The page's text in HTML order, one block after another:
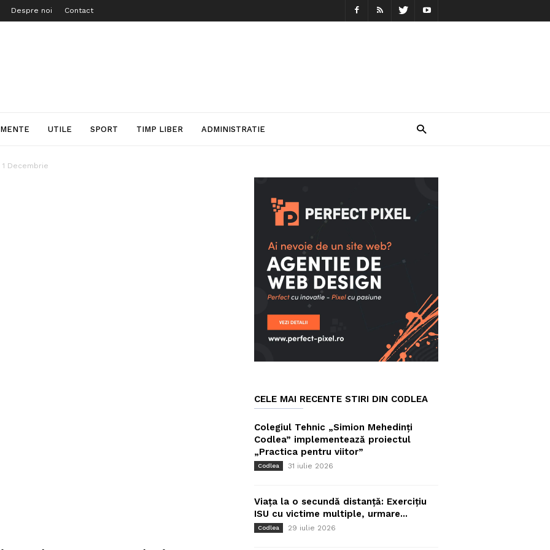
Despre noi Contact
UTILE SPORT TIMP LIBER ADMINISTRATIE
Decembrie
CELE MAI RECENTE STIRI DIN CODLEA
Colegiul Tehnic „Simion Mehedinți
Codlea” implementează proiectul
„Practica pentru viitor”
Codlea 31 iulie 2026
Viața la o secundă distanță: Exercițiu
ISU cu victime multiple, urmare...
Codlea 29 iulie 2026